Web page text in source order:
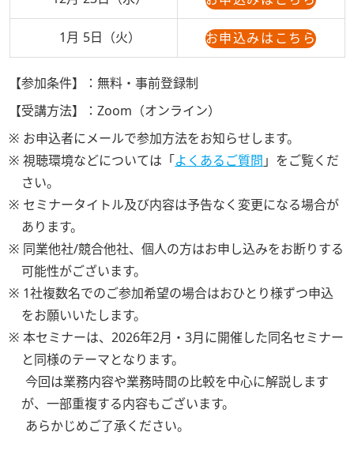
1月 5日（火） お申込みはこちら
【参加条件】：無料・事前登録制
【受講方法】：Zoom（オンライン）
※ お申込者にメールで参加方法をお知らせします。
※ 視聴環境などについては「 よくあるご質問 」をご覧くだ
さい。
※ セミナータイトル及び内容は予告なく変更になる場合が
あります。
※ 同業他社/競合他社、個人の方はお申し込みをお断りする
可能性がございます。
※ 1社複数名でのご参加希望の場合はおひとり様ずつ申込
をお願いいたします。
※ 本セミナーは、2026年2月・3月に開催した同名セミナー
と同様のテーマとなります。
今回は業務内容や業務時間の比較を中心に解説します
が、一部重複する内容もございます。
あらかじめご了承ください。